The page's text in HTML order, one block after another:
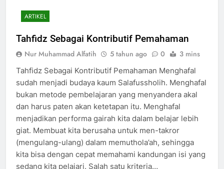
ARTIKEL
Tahfidz Sebagai Kontributif Pemahaman
Nur Muhammad Alfatih 5 tahun ago 0 3 mins
Tahfidz Sebagai Kontributif Pemahaman Menghafal
sudah menjadi budaya kaum Salafussholih. Menghafal
bukan metode pembelajaran yang menyandera akal
dan harus paten akan ketetapan itu. Menghafal
menjadikan performa gairah kita dalam belajar lebih
giat. Membuat kita berusaha untuk men-takror
(mengulang-ulang) dalam memuthola’ah, sehingga
kita bisa dengan cepat memahami kandungan isi yang
sedang kita pelajari. Salah satu kriteria…